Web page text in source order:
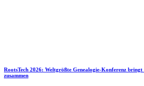
RootsTech 2026: Weltgrößte Genealogie-Konferenz
zusammen